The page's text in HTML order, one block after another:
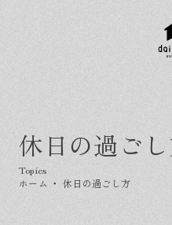
休日の過ご
ホーム ・ 休日の過ごし方
Greeting
はじめましての方へ
Made in DAIMASA